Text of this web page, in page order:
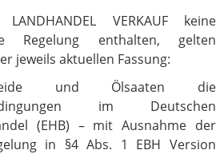
VERKAUF keine
Regelung enthalten, gelten
jeweils aktuellen Fassung:
und Ölsaaten die
im Deutschen
(EHB) – mit Ausnahme der
in §4 Abs. 1 EBH Version